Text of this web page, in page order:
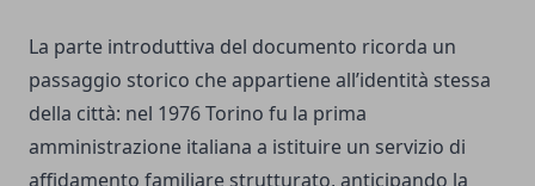
La parte introduttiva del documento ricorda un
passaggio storico che appartiene all’identità stessa
della città: nel 1976 Torino fu la prima
amministrazione italiana a istituire un servizio di
affidamento familiare strutturato, anticipando la